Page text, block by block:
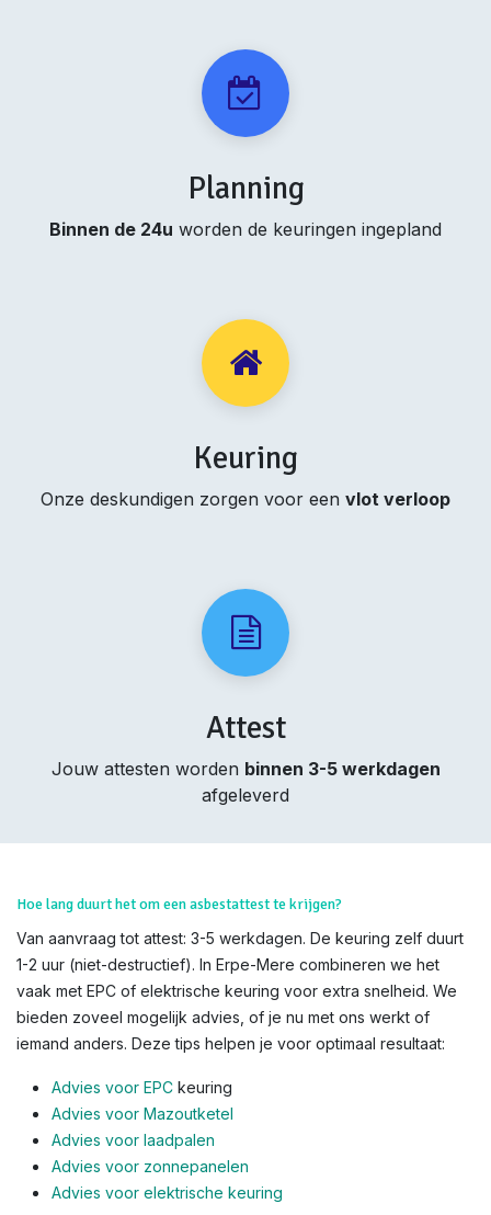
Planning
Binnen de 24u worden de keuringen ingepland
Keuring
Onze deskundigen zorgen voor een vlot verloop
Attest
Jouw attesten worden binnen 3-5 werkdagen
afgeleverd
Hoe lang duurt het om een asbestattest te krijgen?
Van aanvraag tot attest: 3-5 werkdagen. De keuring zelf duurt
1-2 uur (niet-destructief). In Erpe-Mere combineren we het
vaak met EPC of elektrische keuring voor extra snelheid. We
bieden zoveel mogelijk advies, of je nu met ons werkt of
iemand anders. Deze tips helpen je voor optimaal resultaat:
Advies voor EPC keuring
Advies voor Mazoutketel
Advies voor laadpalen
Advies voor zonnepanelen
Advies voor elektrische keuring